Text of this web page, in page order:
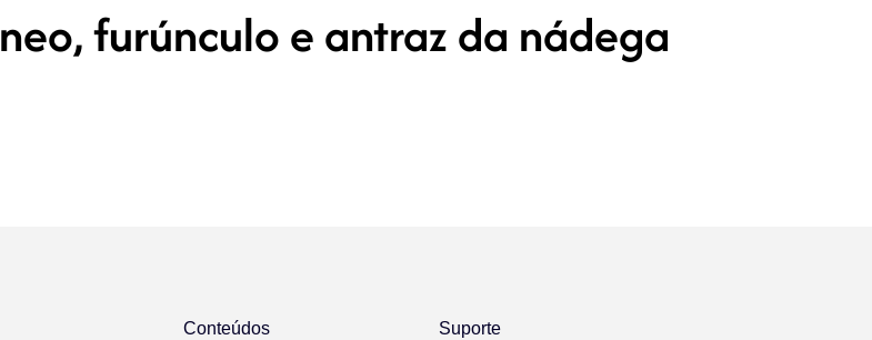
furúnculo e antraz da nádega
Conteúdos Suporte